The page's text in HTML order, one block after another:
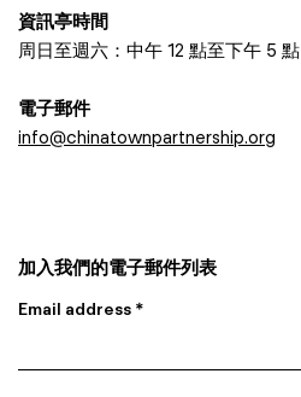
資訊亭時間
周日至週六：中午 12 點至下午 5 點
電子郵件
info@chinatownpartnership.org
加入我們的電子郵件列表
Email address *